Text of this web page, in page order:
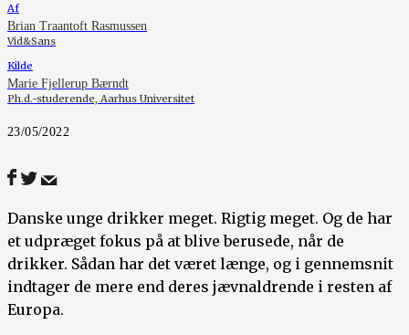
Af
Brian Traantoft Rasmussen
Vid&Sans
Kilde
Marie Fjellerup Bærndt
Ph.d.-studerende, Aarhus Universitet
23/05/2022
Danske unge drikker meget. Rigtig meget. Og de har
et udpræget fokus på at blive berusede, når de
drikker. Sådan har det været længe, og i gennemsnit
indtager de mere end deres jævnaldrende i resten af
Europa.